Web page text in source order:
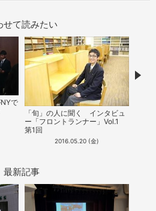
せて読みたい
で
「旬」の人に聞く インタビュ
ー「フロントランナー」Vol.1
第1回
2016.05.20 (金)
最新記事